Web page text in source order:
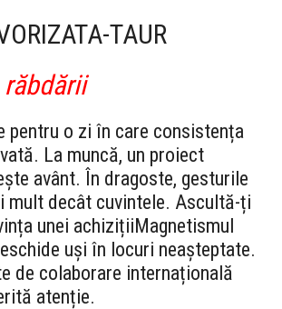
TAUR
pentru o zi în care consistența
La muncă, un proiect
avânt. În dragoste, gesturile
mult decât cuvintele. Ascultă-ți
unei achizițiiMagnetismul
uși în locuri neașteptate.
de colaborare internațională
atenție.